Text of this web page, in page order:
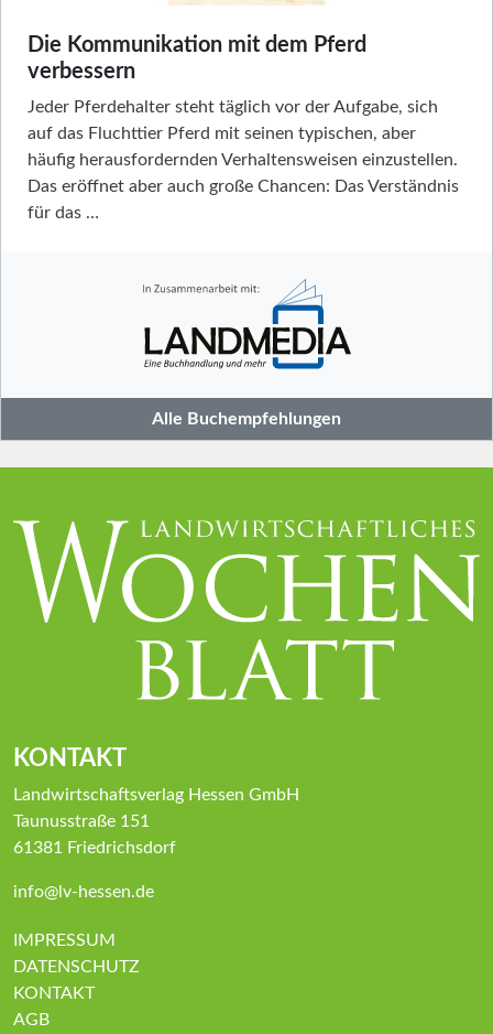
Die Kommunikation mit dem Pferd
verbessern
Jeder Pferdehalter steht täglich vor der Aufgabe, sich
auf das Fluchttier Pferd mit seinen typischen, aber
häufig herausfordernden Verhaltensweisen einzustellen.
Das eröffnet aber auch große Chancen: Das Verständnis
für das …
Alle Buchempfehlungen
KONTAKT
Landwirtschaftsverlag Hessen GmbH
Taunusstraße 151
61381 Friedrichsdorf
info@lv-hessen.de
IMPRESSUM
DATENSCHUTZ
KONTAKT
AGB